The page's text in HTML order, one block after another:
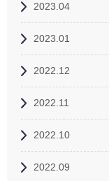
2023.04
2023.01
2022.12
2022.11
2022.10
2022.09